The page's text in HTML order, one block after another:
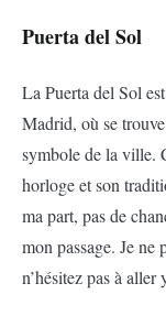
Puerta del Sol
La Puerta del Sol
Madrid, où se
symbole de la ville.
horloge et son
ma part, pas de
mon passage. Je ne
n’hésitez pas à